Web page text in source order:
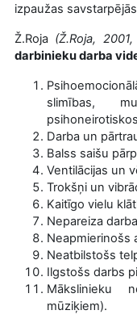
izpaužas
Ž.Roja (Ž.Roja,
darbinieku darba
slimības,
Darba un
Balss saišu
Ventilācijas un
Trokšņi un
Kaitīgo vielu
Nepareiza
Neapmierinošs
Neatbilstošs
Ilgstošs darbs
Mākslinieku
mūziķiem).